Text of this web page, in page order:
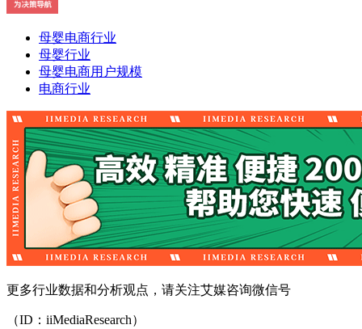
母婴电商行业
母婴行业
母婴电商用户规模
电商行业
更多行业数据和分析观点，请关注艾媒咨询微信号
（ID：iiMediaResearch）